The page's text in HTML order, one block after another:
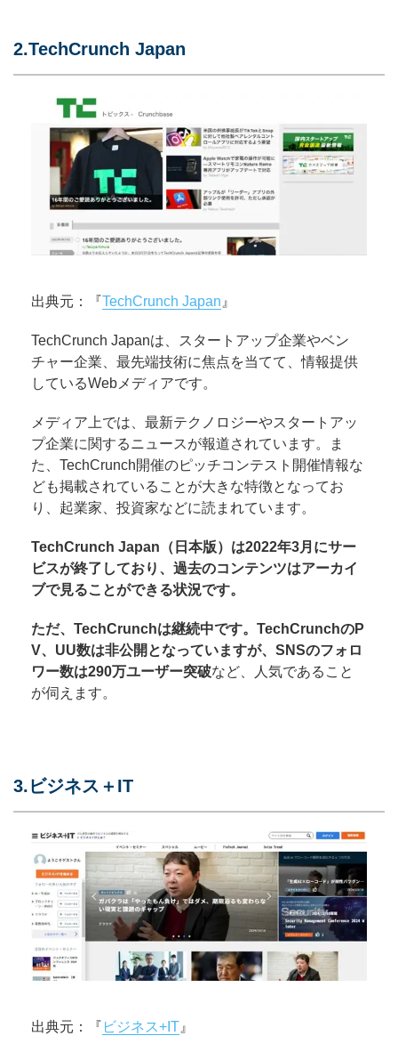
2.TechCrunch Japan
出典元：『TechCrunch Japan 』
TechCrunch Japanは、スタートアップ企業やベン
チャー企業、最先端技術に焦点を当てて、情報提供
しているWebメディアです。
メディア上では、最新テクノロジーやスタートアッ
プ企業に関するニュースが報道されています。ま
た、TechCrunch開催のピッチコンテスト開催情報な
ども掲載されていることが大きな特徴となってお
り、起業家、投資家などに読まれています。
TechCrunch Japan（日本版）は2022年3月にサー
ビスが終了しており、過去のコンテンツはアーカイ
ブで見ることができる状況です。
ただ、TechCrunchは継続中です。TechCrunchのP
V、UU数は非公開となっていますが、SNSのフォロ
ワー数は290万ユーザー突破など、人気であること
が伺えます。
3.ビジネス＋IT
出典元：『 ビジネス+IT 』